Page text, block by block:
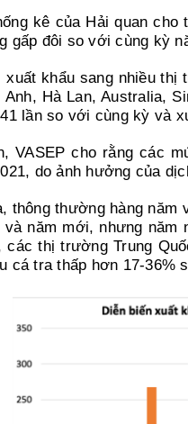
kê của Hải quan
gấp đôi so với cùng kỳ
xuất khẩu sang nhiều
Anh, Hà Lan, Australia,
lần so với cùng kỳ và
VASEP cho rằng các
do ảnh hưởng của
thông thường hàng năm
và năm mới, nhưng năm
các thị trường Trung
cá tra thấp hơn 17-36%